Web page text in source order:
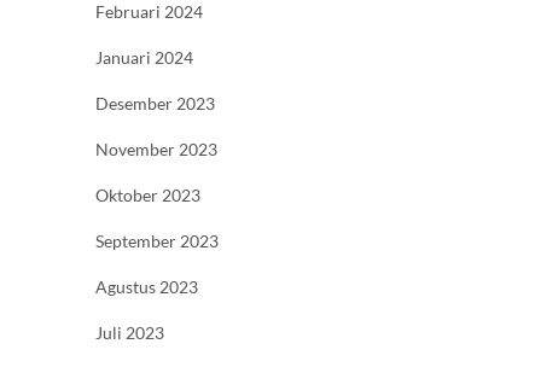
Februari 2024
Januari 2024
Desember 2023
November 2023
Oktober 2023
September 2023
Agustus 2023
Juli 2023